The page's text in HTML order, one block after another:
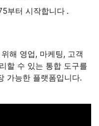
부터 시작합니다 .
해 영업, 마케팅, 고객
할 수 있는 통합 도구를
가능한 플랫폼입니다.